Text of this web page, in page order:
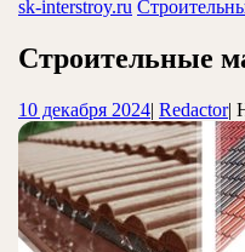
sk-interstroy.ru
Строительные
10 декабря 202410
декабря
2024
| Redactor|